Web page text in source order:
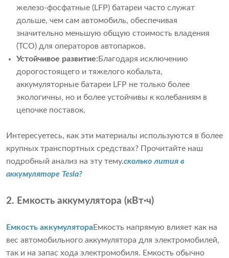
железо-фосфатные (LFP) батареи часто служат
дольше, чем сам автомобиль, обеспечивая
значительно меньшую общую стоимость владения
(TCO) для операторов автопарков.
Устойчивое развитие: Благодаря исключению
дорогостоящего и тяжелого кобальта,
аккумуляторные батареи LFP не только более
экологичны, но и более устойчивы к колебаниям в
цепочке поставок.
Интересуетесь, как эти материалы используются в более
крупных транспортных средствах? Прочитайте наш
подробный анализ на эту тему.сколько лития в
аккумуляторе Tesla?
2. Емкость аккумулятора (кВт·ч)
Емкость аккумулятораЕмкость напрямую влияет как на
вес автомобильного аккумулятора для электромобилей,
так и на запас хода электромобиля. Емкость обычно